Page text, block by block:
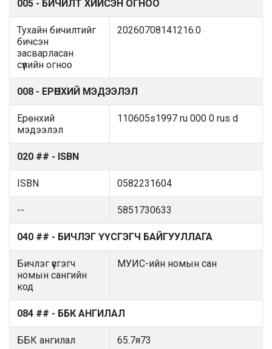
005 - БИЧИЛТ ХИЙСЭН ОГНОО
Тухайн бичилтийг
бичсэн
засварласан
сүүлийн огноо
20260708141216.0
008 - ЕРӨНХИЙ МЭДЭЭЛЭЛ
Ерөнхий
мэдээлэл
110605s1997 ru 000 0 rus d
020 ## - ISBN
ISBN 0582231604
-- 5851730633
040 ## - БИЧЛЭГ ҮҮСГЭГЧ БАЙГУУЛЛАГА
Бичлэг үүсгэгч
номын сангийн
код
МУИС-ийн номын сан
084 ## - ББК АНГИЛАЛ
ББК ангилал 65.7я73